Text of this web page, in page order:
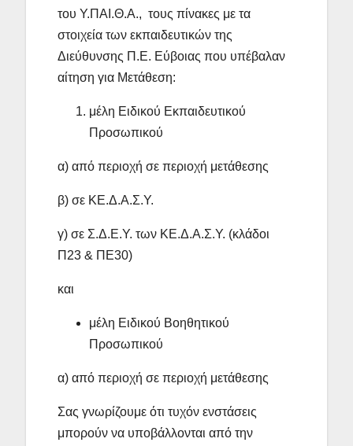
του Υ.ΠΑΙ.Θ.Α., τους πίνακες με τα
στοιχεία των εκπαιδευτικών της
Διεύθυνσης Π.Ε. Εύβοιας που υπέβαλαν
αίτηση για Μετάθεση:
μέλη Ειδικού Εκπαιδευτικού
Προσωπικού
α) από περιοχή σε περιοχή μετάθεσης
β) σε ΚΕ.Δ.Α.Σ.Υ.
γ) σε Σ.Δ.Ε.Υ. των ΚΕ.Δ.Α.Σ.Υ. (κλάδοι
Π23 & ΠΕ30)
και
μέλη Ειδικού Βοηθητικού
Προσωπικού
α) από περιοχή σε περιοχή μετάθεσης
Σας γνωρίζουμε ότι τυχόν ενστάσεις
μπορούν να υποβάλλονται από την